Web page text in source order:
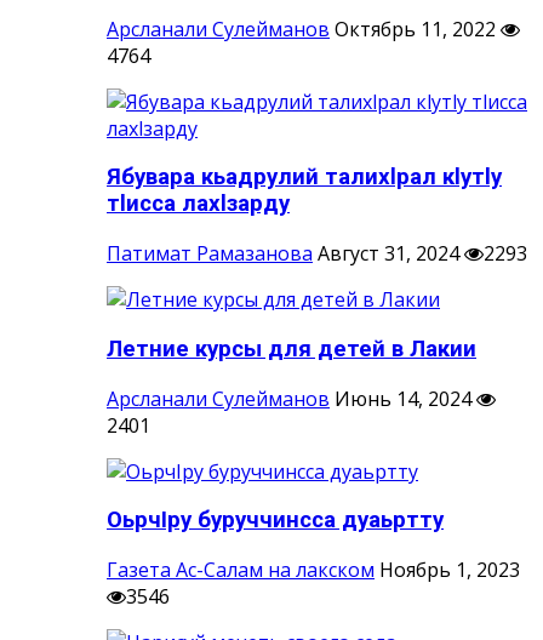
Арсланали Сулейманов Октябрь 11, 2022
4764
Ябувара кьадрулий талихlрал кlутlу
тlисса лахlзарду
Патимат Рамазанова Август 31, 2024 2293
Летние курсы для детей в Лакии
Арсланали Сулейманов Июнь 14, 2024
2401
ОьрчIру буруччинсса дуаьртту
Газета Ас-Салам на лакском Ноябрь 1, 2023
3546